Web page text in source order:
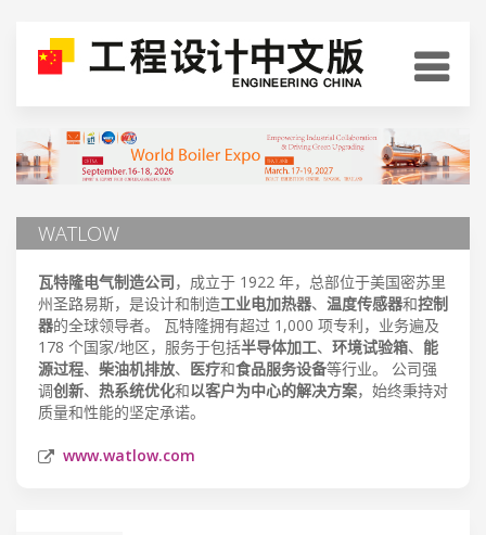
WATLOW
瓦特隆电气制造公司，成立于 1922 年，总部位于美国密苏里
州圣路易斯，是设计和制造工业电加热器、 温度传感器和控制
器的全球领导者。 瓦特隆拥有超过 1,000 项专利，业务遍及
178 个国家/地区，服务于包括半导体加工、 环境试验箱、 能
源过程、 柴油机排放、 医疗和食品服务设备等行业。 公司强
调创新、 热系统优化和以客户为中心的解决方案，始终秉持对
质量和性能的坚定承诺。
www.watlow.com